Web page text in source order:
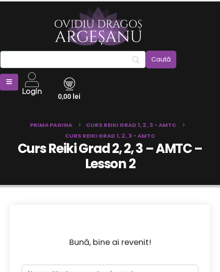
Login 0,00 lei
PRIMA PAGINA
CURS REIKI GRAD 1, 2 , 3 - AMTC
CURS REIKI GRAD 1, 2 , 3 - AMTC
Curs Reiki Grad 2, 2, 3 – AMTC –
Lesson 2
Bună, bine ai revenit!